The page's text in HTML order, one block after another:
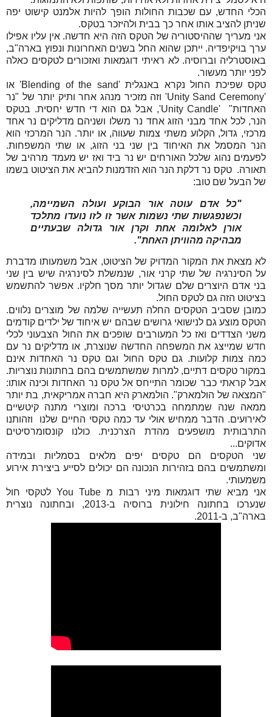
הכלי החדש, עם שכבות החולות הופך להיות אלמנט קישוט יפה
שניתן להציב אותו אחר כך בבית ולהיזכר בטקס.
אני מעריך שההיסטוריה של הטקס הזה היא חדשה. אין עליו אפילו
ערך בויקיפדיה. ייתכן שהוא החל בשנים האחרונות ונפוץ בארה"ב,
באוסטרליה וברוסיה. לא ראיתי דוגמאות ואזכורים לטקסים כאלה
לפני יותר מעשור.
טקס שפיכת החול נקרא באנגלית 'Blending of the sand' או
'Unity Sand Ceremony' וזה מזכיר מנהג אחר ותיק יותר של "נר
האחדות" 'Unity Candle', אבל גם הוא די חדש יחסית. בטקס
הנר, לכל אחד מבני הזוג אחד נר משלו ושניהם מדליקים נר אחד
מרכזי, גדול, הקלוע משתי צמות שעווה, או יותר. הנר המרכזי הוא
הנר המסמל את האיחוד בין שני בני הזוג, או שתי המשפחות.
לפעמים נהוג שלכל האורחים יש נר ביד ואז יש מעמד מרהיב של
תאורה. טקס נר דלקת הנר הוא הזדמנות להביא את הציטוט בשמו
של הבעל שם טוב:
"כל אדם עוטה אור הבוקע ועולה השמיימה,
וכשנפגשות שתי נשמות אשר זו לזו נועדו מתלכד
אורן לאלומה אחת וקרן אור גדולה שבעתיים
מבהיקה מהוויתן האחת".
לא מצאת את המקור המדויק של הציטוט, אבל משמעותו מדברת
על הסינרגיה של שתי קרני אור, שנמשלת לסינרגיה שיש בין שני
בני אדם היוצרים שלם שגדול יותר מסך חלקיו. אפשר להתשמש
בציטוט הזה גם לטקס החול.
כמובן שסביב הטקסים החלה תעשייה שלמה של מוצרים נלווים.
הטקס מוצע גם לנישואי גרושים שבהם יש איחוד של ילדים קודמים
משני הצדדים ואז כל המעורבים שופכים את החול הצבעוני לכלי
חדש שמייצג את המשפחה החדשה שנוצרת, או מדליקים נר עם
כמה צמות קלועות. גם טקס החול וגם טקס נר האחדות אינם
במקור טקסים דתיים, למרות שמשתמשים בהם בחתונות נוצריות.
אבל קראתי כבר שכומר התייחס אל טקס נר האחדות וכינה אותו:
"המצאה של הולמארק". הולמארק היא חברה אמריקאית, בת יותר
ממאה שנה שמתמחה בכרטיסי ברכה ומוצרי מתנה קיטשיים
לאירועים. הדבר ממחיש אולי עד כמה טקסי החיים שלנו וזהותנו
התרבותית מושפעים מהדת הצרכנית. כולנו קונסומרסיטים
אדוקים...
שני הטקסים הם טקסים יפים מלאים בסמליות ובמידה
ומשתמשים בהם בזהירות הנכונה הם יכולים לסייע ביצירת אירוע
משמעותי.
אני מביא שתי דוגמאות מיני רבות מ You Tube לטקסי חול
שנערכו בחתונה חילונית ברוסיה ב-2013, ובחתונה נוצרית
בארה"ב, ב-2011.